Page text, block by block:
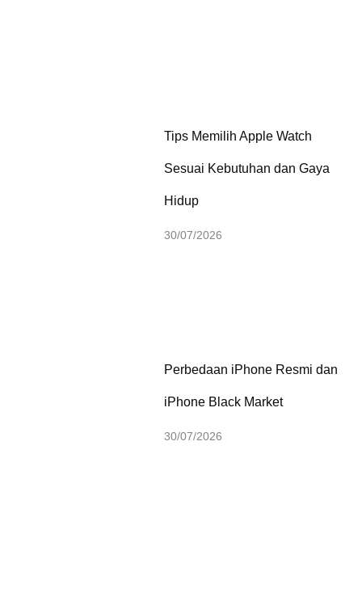
Tips Memilih Apple Watch
Sesuai Kebutuhan dan Gaya
Hidup
30/07/2026
Perbedaan iPhone Resmi dan
iPhone Black Market
30/07/2026